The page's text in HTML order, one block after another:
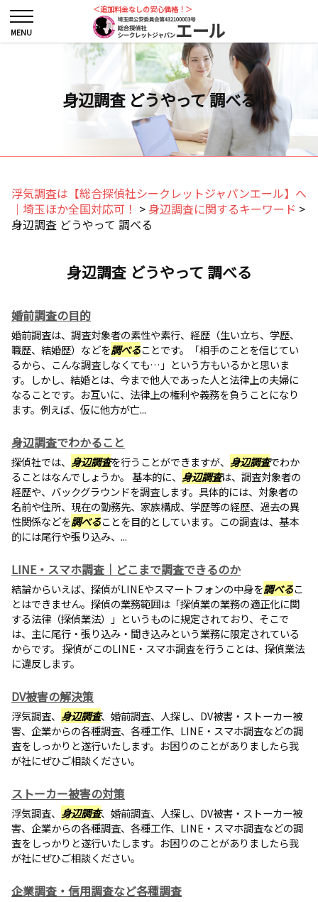
身辺調査 どうやって 調べる
＜追加料金なしの安心価格！＞
浮気調査は【総合探偵社シークレットジャパンエール】へ
｜埼玉ほか全国対応可！ > 身辺調査に関するキーワード >
身辺調査 どうやって 調べる
身辺調査 どうやって 調べる
婚前調査の目的
婚前調査は、調査対象者の素性や素行、経歴（生い立ち、学歴、
職歴、結婚歴）などを調べることです。「相手のことを信じてい
るから、こんな調査しなくても…」という方もいるかと思いま
す。しかし、結婚とは、今まで他人であった人と法律上の夫婦に
なることです。お互いに、法律上の権利や義務を負うことになり
ます。例えば、仮に他方が亡...
身辺調査でわかること
探偵社では、 身辺調査を行うことができますが、 身辺調査でわか
ることはなんでしょうか。 基本的に、 身辺調査は、調査対象者の
経歴や、バックグラウンドを調査します。具体的には、対象者の
名前や住所、現在の勤務先、家族構成、学歴等の経歴、過去の異
性関係などを調べることを目的としています。この調査は、基本
的には尾行や張り込み、...
LINE・スマホ調査｜どこまで調査できるのか
結論からいえば、探偵がLINEやスマートフォンの中身を調べるこ
とはできません。探偵の業務範囲は「探偵業の業務の適正化に関
する法律（探偵業法）」というものに規定されており、そこで
は、主に尾行・張り込み・聞き込みという業務に限定されている
からです。 探偵がこのLINE・スマホ調査を行うことは、探偵業法
に違反します。
DV被害の解決策
浮気調査、 身辺調査、婚前調査、人探し、DV被害・ストーカー被
害、企業からの各種調査、各種工作、LINE・スマホ調査などの調
査をしっかりと遂行いたします。お困りのことがありましたら我
が社にぜひご相談ください。
ストーカー被害の対策
浮気調査、 身辺調査、婚前調査、人探し、DV被害・ストーカー被
害、企業からの各種調査、各種工作、LINE・スマホ調査などの調
査をしっかりと遂行いたします。お困りのことがありましたら我
が社にぜひご相談ください。
企業調査・信用調査など各種調査